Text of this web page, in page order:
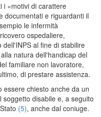
i «motivi di carattere
documentati e riguardanti il
le infermità
ospedaliere,
al fine di stabilire
natura dell'handicap del
familiare non lavoratore,
di prestare assistenza.
essere chiesto anche da un
disabile e, a seguito
(5), anche dal coniuge.